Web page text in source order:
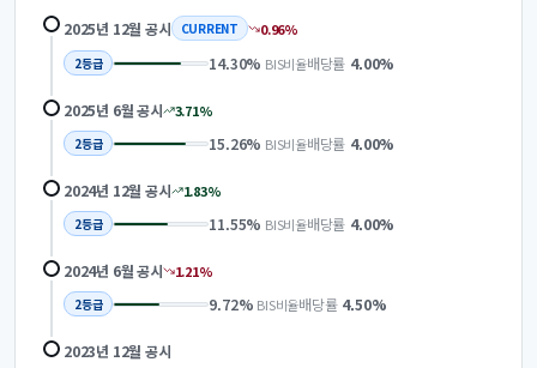
2025년 12월 공시 CURRENT 0.96%
2등급 14.30% BIS비율배당률 4.00%
2025년 6월공시 3.71%
2등급 15.26% BIS비율배당률 4.00%
2024년 12월 공시 1.83%
2등급 11.55% BIS비율배당률 4.00%
2024년 6월공시 1.21%
2등급 9.72% BIS비율배당률 4.50%
2023년 12월 공시